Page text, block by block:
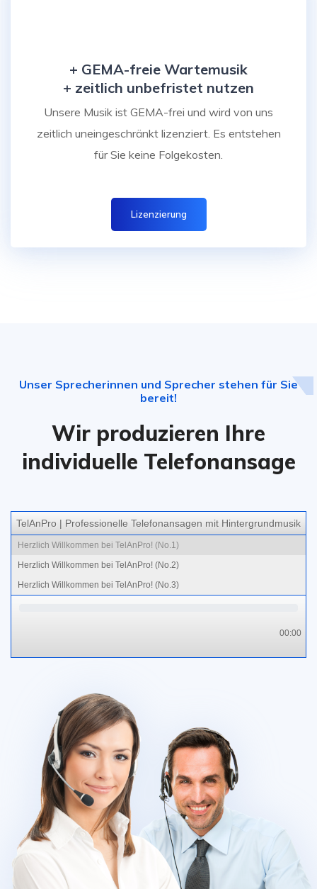
+ GEMA-freie Wartemusik
+ zeitlich unbefristet nutzen
Unsere Musik ist GEMA-frei und wird von uns
zeitlich uneingeschränkt lizenziert. Es entstehen
für Sie keine Folgekosten.
Lizenzierung
Unser Sprecherinnen und Sprecher stehen für Sie
bereit!
Wir produzieren Ihre
individuelle Telefonansage
TelAnPro | Professionelle Telefonansagen mit Hintergrundmusik
Herzlich Willkommen bei TelAnPro! (No.1)
Herzlich Willkommen bei TelAnPro! (No.2)
Herzlich Willkommen bei TelAnPro! (No.3)
00:00